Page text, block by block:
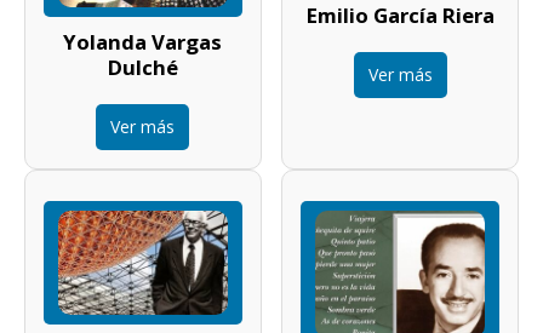
Yolanda Vargas
Dulché
Ver más
Emilio García Riera
Ver más